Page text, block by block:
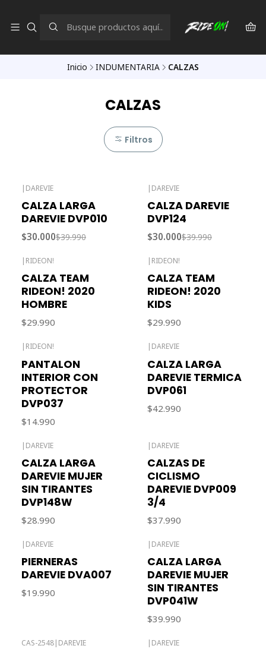
Inicio INDUMENTARIA CALZAS
CALZAS
Filtros
Agotado
| DAREVIE
CALZA LARGA
DAREVIE DVP010
$30.000$39.990
Agotado
| DAREVIE
CALZA DAREVIE
DVP124
$30.000$39.990
| RIDEON!
CALZA TEAM
RIDEON! 2020
HOMBRE
$29.990
| RIDEON!
CALZA TEAM
RIDEON! 2020
KIDS
$29.990
| RIDEON!
PANTALON
INTERIOR CON
PROTECTOR
DVP037
$14.990
| DAREVIE
CALZA LARGA
DAREVIE TERMICA
DVP061
$42.990
| DAREVIE
CALZA LARGA
DAREVIE MUJER
SIN TIRANTES
DVP148W
$28.990
| DAREVIE
CALZAS DE
CICLISMO
DAREVIE DVP009
3/4
$37.990
| DAREVIE
PIERNERAS
DAREVIE DVA007
$19.990
| DAREVIE
CALZA LARGA
DAREVIE MUJER
SIN TIRANTES
DVP041W
$39.990
CAS-2548 DAREVIE DAREVIE